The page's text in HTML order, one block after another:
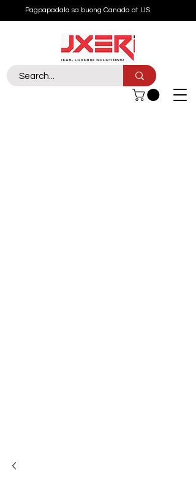
Pagpapadala sa buong Canada at US